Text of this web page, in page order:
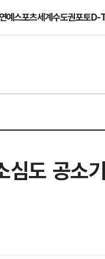
예스포츠세계수도권포토D-
심도 공소